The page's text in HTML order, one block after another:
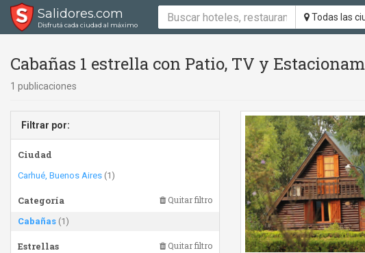
Salidores.com
Disfrutá cada ciudad al máximo
Todas las
Cabañas 1 estrella con Patio, TV y
1 publicaciones
Filtrar por:
Ciudad
Carhué, Buenos Aires (1)
Categoría Quitar filtro
Cabañas (1)
Estrellas Quitar filtro